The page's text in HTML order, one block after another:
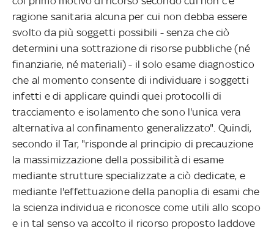
ragione sanitaria alcuna per cui non debba essere
svolto da più soggetti possibili - senza che ciò
determini una sottrazione di risorse pubbliche (né
finanziarie, né materiali) - il solo esame diagnostico
che al momento consente di individuare i soggetti
infetti e di applicare quindi quei protocolli di
tracciamento e isolamento che sono l'unica vera
alternativa al confinamento generalizzato". Quindi,
secondo il Tar, "risponde al principio di precauzione
la massimizzazione della possibilità di esame
mediante strutture specializzate a ciò dedicate, e
mediante l'effettuazione della panoplia di esami che
la scienza individua e riconosce come utili allo scopo
e in tal senso va accolto il ricorso proposto laddove